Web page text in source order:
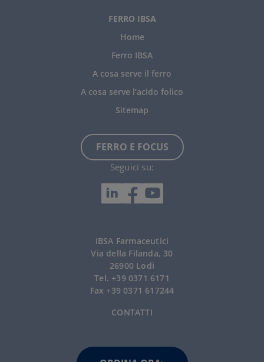
IBSA Farmaceutici
Via della Filanda, 30
26900 Lodi
Tel. +39 0371 6171
Fax +39 0371 617244
CONTATTI
FERRO IBSA
Home
Ferro IBSA
A cosa serve il ferro
A cosa serve l’acido folico
Sitemap
FERRO E FOCUS
Seguici su: